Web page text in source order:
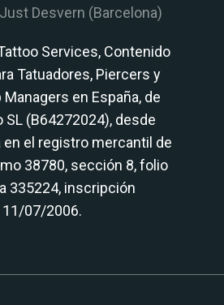
Desvern (Barcelona)
Services, Contenido
Tatuadores, Piercers y
en España, de
SL (B64272024), desde
el registro mercantil de
38780, sección 8, folio
335224, inscripción
11/07/2006.